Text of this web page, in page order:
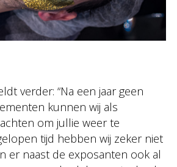
verder: “Na een jaar geen
kunnen wij als
om jullie weer te
tijd hebben wij zeker niet
er naast de exposanten ook al